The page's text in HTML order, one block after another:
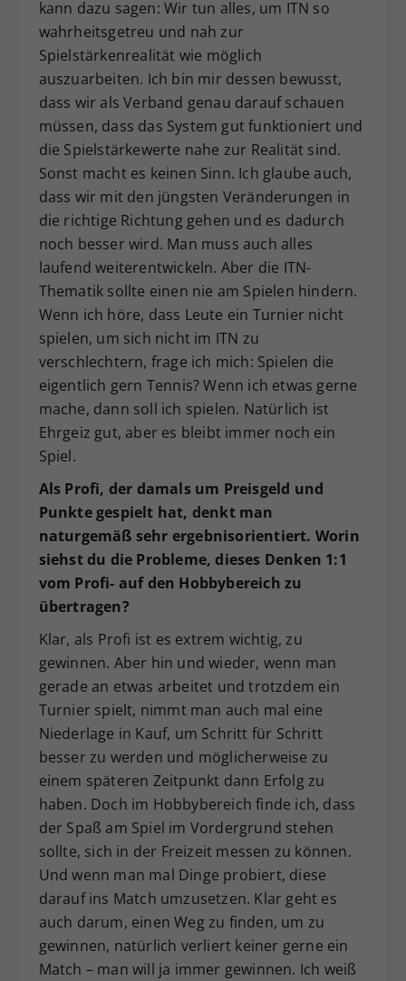
kann dazu sagen: Wir tun alles, um ITN so
wahrheitsgetreu und nah zur
Spielstärkenrealität wie möglich
auszuarbeiten. Ich bin mir dessen bewusst,
dass wir als Verband genau darauf schauen
müssen, dass das System gut funktioniert und
die Spielstärkewerte nahe zur Realität sind.
Sonst macht es keinen Sinn. Ich glaube auch,
dass wir mit den jüngsten Veränderungen in
die richtige Richtung gehen und es dadurch
noch besser wird. Man muss auch alles
laufend weiterentwickeln. Aber die ITN-
Thematik sollte einen nie am Spielen hindern.
Wenn ich höre, dass Leute ein Turnier nicht
spielen, um sich nicht im ITN zu
verschlechtern, frage ich mich: Spielen die
eigentlich gern Tennis? Wenn ich etwas gerne
mache, dann soll ich spielen. Natürlich ist
Ehrgeiz gut, aber es bleibt immer noch ein
Spiel.
Als Profi, der damals um Preisgeld und
Punkte gespielt hat, denkt man
naturgemäß sehr ergebnisorientiert. Worin
siehst du die Probleme, dieses Denken 1:1
vom Profi- auf den Hobbybereich zu
übertragen?
Klar, als Profi ist es extrem wichtig, zu
gewinnen. Aber hin und wieder, wenn man
gerade an etwas arbeitet und trotzdem ein
Turnier spielt, nimmt man auch mal eine
Niederlage in Kauf, um Schritt für Schritt
besser zu werden und möglicherweise zu
einem späteren Zeitpunkt dann Erfolg zu
haben. Doch im Hobbybereich finde ich, dass
der Spaß am Spiel im Vordergrund stehen
sollte, sich in der Freizeit messen zu können.
Und wenn man mal Dinge probiert, diese
darauf ins Match umzusetzen. Klar geht es
auch darum, einen Weg zu finden, um zu
gewinnen, natürlich verliert keiner gerne ein
Match – man will ja immer gewinnen. Ich weiß